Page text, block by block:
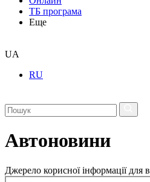
ТБ програма
Еще
UA
RU
Автоновини
Джерело корисної інформації